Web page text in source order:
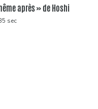
après » de Hoshi
sec